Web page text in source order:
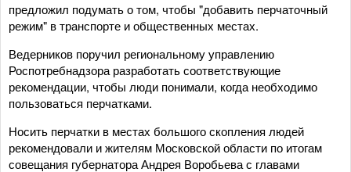
предложил подумать о том, чтобы "добавить перчаточный
режим" в транспорте и общественных местах.
Ведерников поручил региональному управлению
Роспотребнадзора разработать соответствующие
рекомендации, чтобы люди понимали, когда необходимо
пользоваться перчатками.
Носить перчатки в местах большого скопления людей
рекомендовали и жителям Московской области по итогам
совещания губернатора Андрея Воробьева с главами